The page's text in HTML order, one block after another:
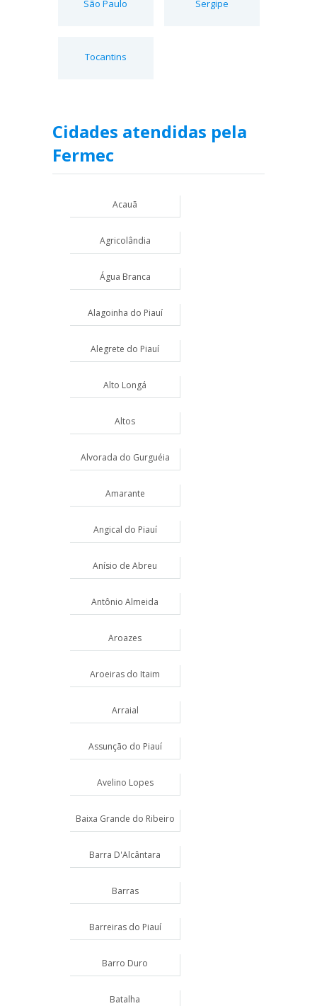
São Paulo Sergipe
Tocantins
Cidades atendidas pela
Fermec
Acauã
Agricolândia
Água Branca
Alagoinha do Piauí
Alegrete do Piauí
Alto Longá
Altos
Alvorada do Gurguéia
Amarante
Angical do Piauí
Anísio de Abreu
Antônio Almeida
Aroazes
Aroeiras do Itaim
Arraial
Assunção do Piauí
Avelino Lopes
Baixa Grande do Ribeiro
Barra D'Alcântara
Barras
Barreiras do Piauí
Barro Duro
Batalha